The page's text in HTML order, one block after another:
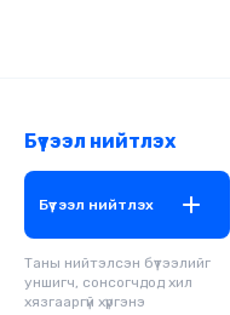
Бүтээл нийтлэх
Бүтээл нийтлэх
Таны нийтэлсэн бүтээлийг
уншигч, сонсогчдод хил
хязгааргүй хүргэнэ